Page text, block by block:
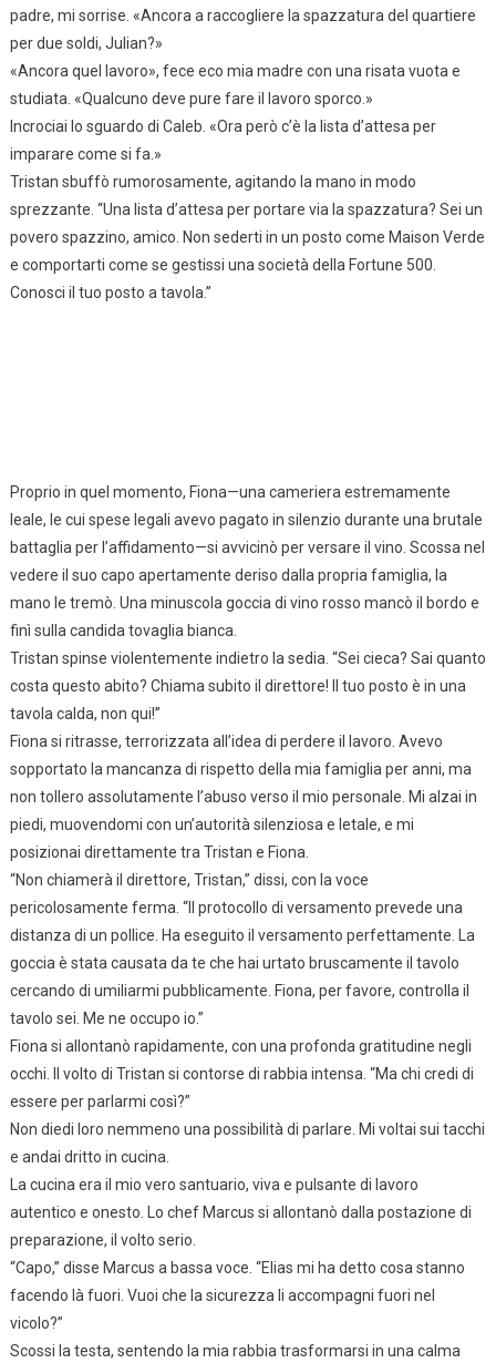
padre, mi sorrise. «Ancora a raccogliere la spazzatura del quartiere
per due soldi, Julian?»
«Ancora quel lavoro», fece eco mia madre con una risata vuota e
studiata. «Qualcuno deve pure fare il lavoro sporco.»
Incrociai lo sguardo di Caleb. «Ora però c’è la lista d’attesa per
imparare come si fa.»
Tristan sbuffò rumorosamente, agitando la mano in modo
sprezzante. “Una lista d’attesa per portare via la spazzatura? Sei un
povero spazzino, amico. Non sederti in un posto come Maison Verde
e comportarti come se gestissi una società della Fortune 500.
Conosci il tuo posto a tavola.”
Proprio in quel momento, Fiona—una cameriera estremamente
leale, le cui spese legali avevo pagato in silenzio durante una brutale
battaglia per l’affidamento—si avvicinò per versare il vino. Scossa nel
vedere il suo capo apertamente deriso dalla propria famiglia, la
mano le tremò. Una minuscola goccia di vino rosso mancò il bordo e
finì sulla candida tovaglia bianca.
Tristan spinse violentemente indietro la sedia. “Sei cieca? Sai quanto
costa questo abito? Chiama subito il direttore! Il tuo posto è in una
tavola calda, non qui!”
Fiona si ritrasse, terrorizzata all’idea di perdere il lavoro. Avevo
sopportato la mancanza di rispetto della mia famiglia per anni, ma
non tollero assolutamente l’abuso verso il mio personale. Mi alzai in
piedi, muovendomi con un’autorità silenziosa e letale, e mi
posizionai direttamente tra Tristan e Fiona.
“Non chiamerà il direttore, Tristan,” dissi, con la voce
pericolosamente ferma. “Il protocollo di versamento prevede una
distanza di un pollice. Ha eseguito il versamento perfettamente. La
goccia è stata causata da te che hai urtato bruscamente il tavolo
cercando di umiliarmi pubblicamente. Fiona, per favore, controlla il
tavolo sei. Me ne occupo io.”
Fiona si allontanò rapidamente, con una profonda gratitudine negli
occhi. Il volto di Tristan si contorse di rabbia intensa. “Ma chi credi di
essere per parlarmi così?”
Non diedi loro nemmeno una possibilità di parlare. Mi voltai sui tacchi
e andai dritto in cucina.
La cucina era il mio vero santuario, viva e pulsante di lavoro
autentico e onesto. Lo chef Marcus si allontanò dalla postazione di
preparazione, il volto serio.
“Capo,” disse Marcus a bassa voce. “Elias mi ha detto cosa stanno
facendo là fuori. Vuoi che la sicurezza li accompagni fuori nel
vicolo?”
Scossi la testa, sentendo la mia rabbia trasformarsi in una calma